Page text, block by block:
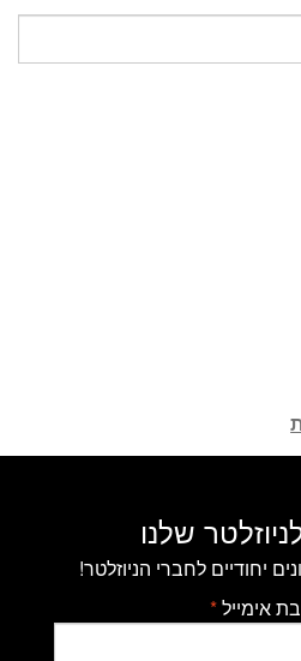
שלנו
יחודיים לחברי הניוזלטר!
אימייל*